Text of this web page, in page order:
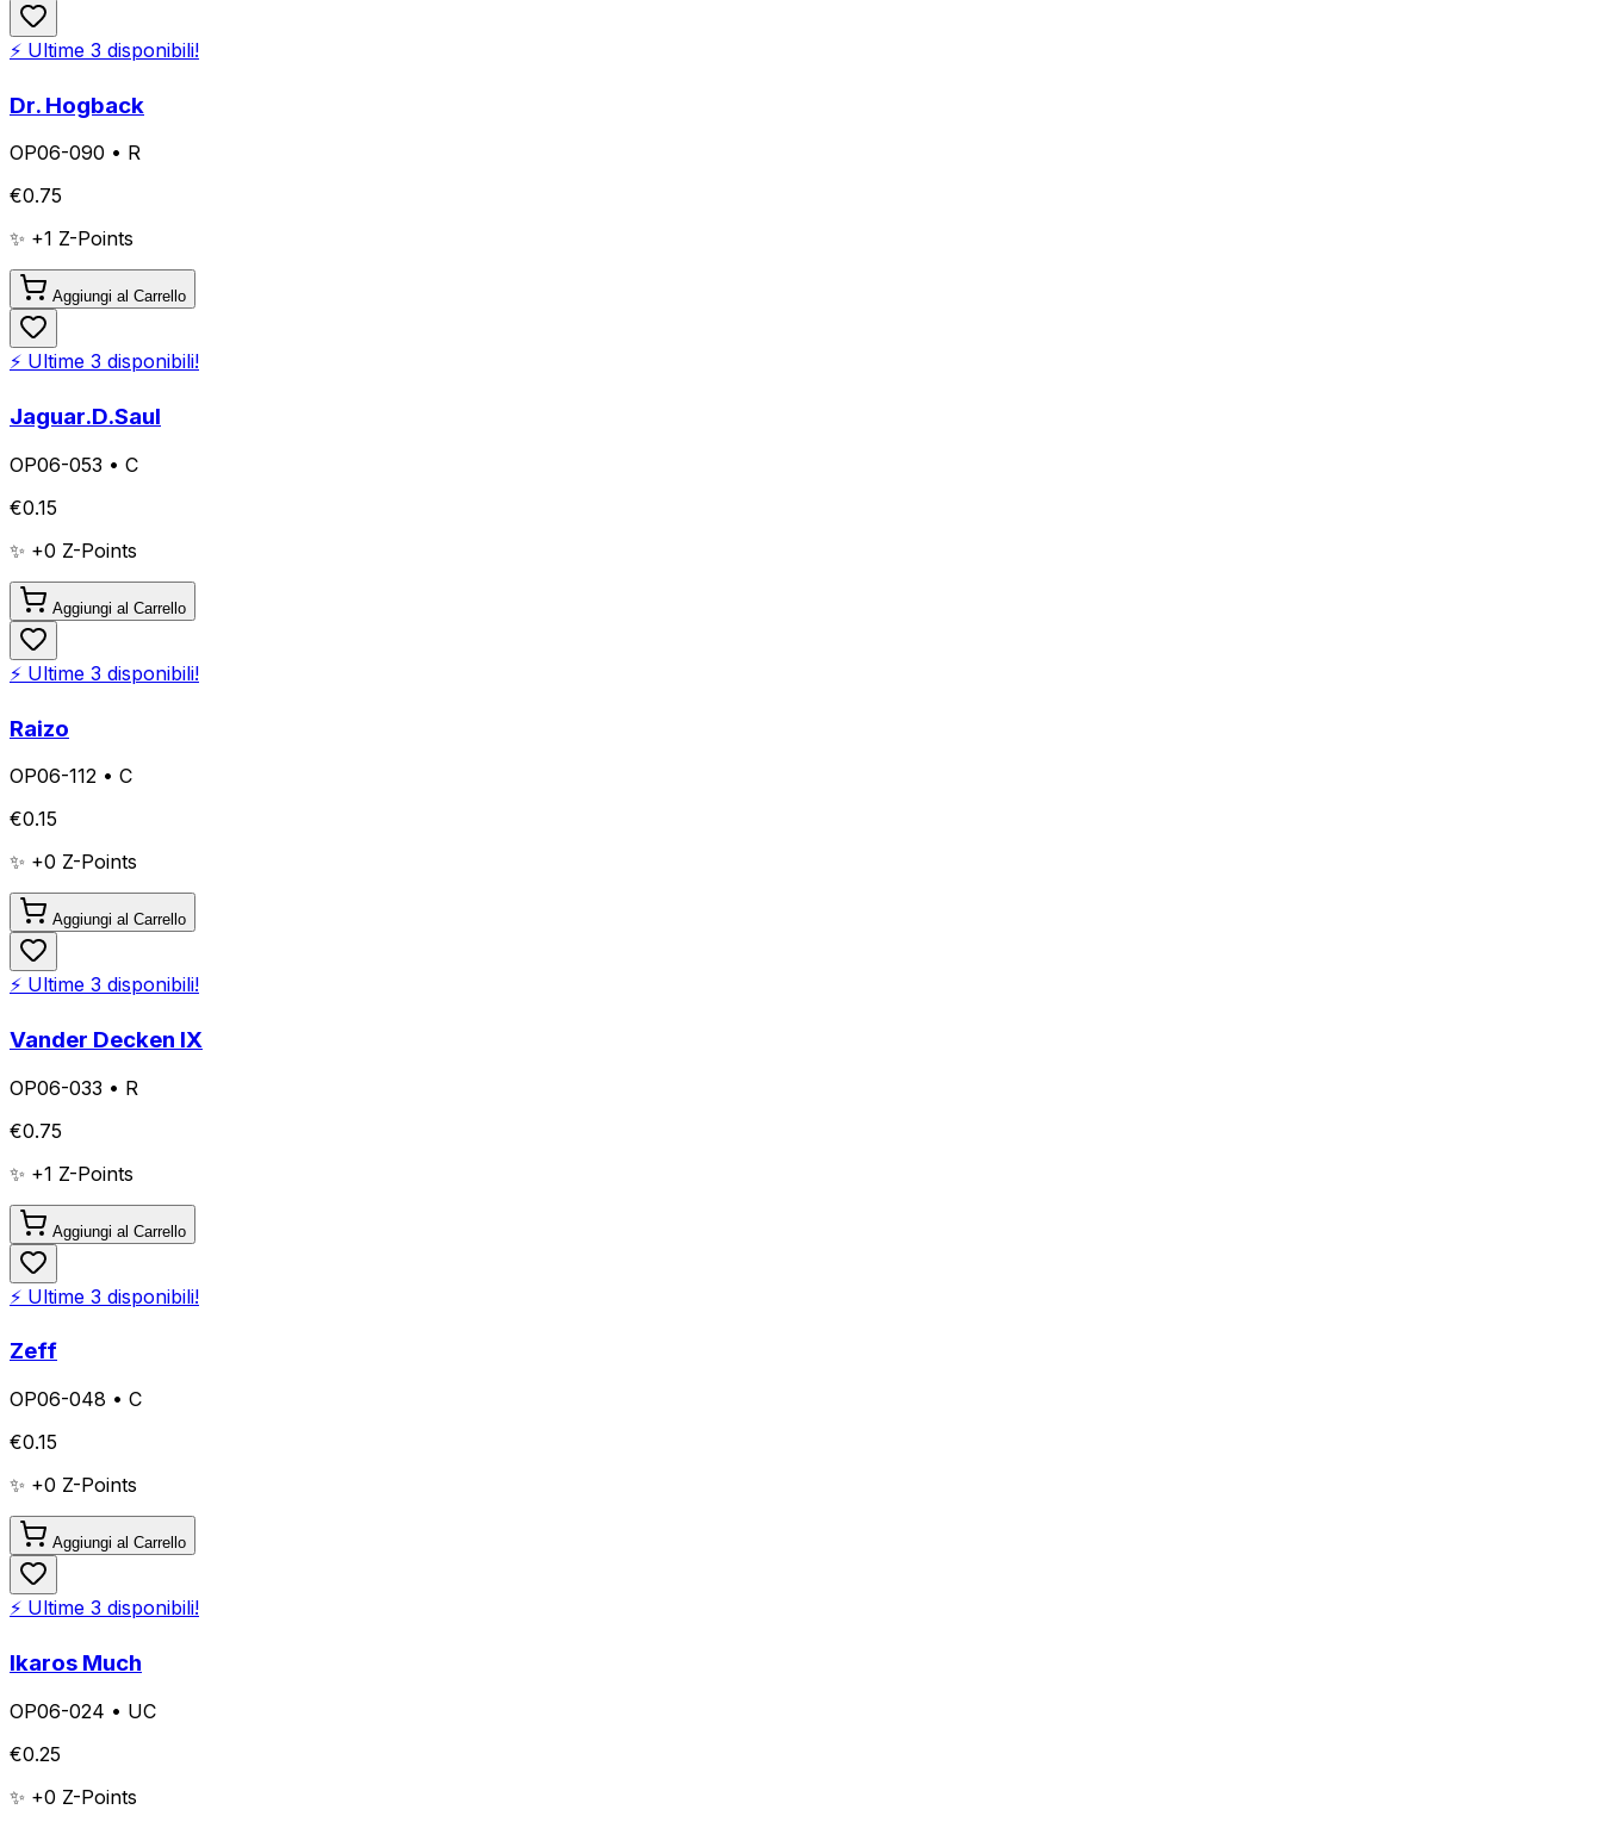
⚡ Ultime 3 disponibili!
Dr. Hogback
OP06-090 • R
€0.75
✨ +1 Z-Points
Aggiungi al Carrello
⚡ Ultime 3 disponibili!
Jaguar.D.Saul
OP06-053 • C
€0.15
✨ +0 Z-Points
Aggiungi al Carrello
⚡ Ultime 3 disponibili!
Raizo
OP06-112 • C
€0.15
✨ +0 Z-Points
Aggiungi al Carrello
⚡ Ultime 3 disponibili!
Vander Decken IX
OP06-033 • R
€0.75
✨ +1 Z-Points
Aggiungi al Carrello
⚡ Ultime 3 disponibili!
Zeff
OP06-048 • C
€0.15
✨ +0 Z-Points
Aggiungi al Carrello
⚡ Ultime 3 disponibili!
Ikaros Much
OP06-024 • UC
€0.25
✨ +0 Z-Points